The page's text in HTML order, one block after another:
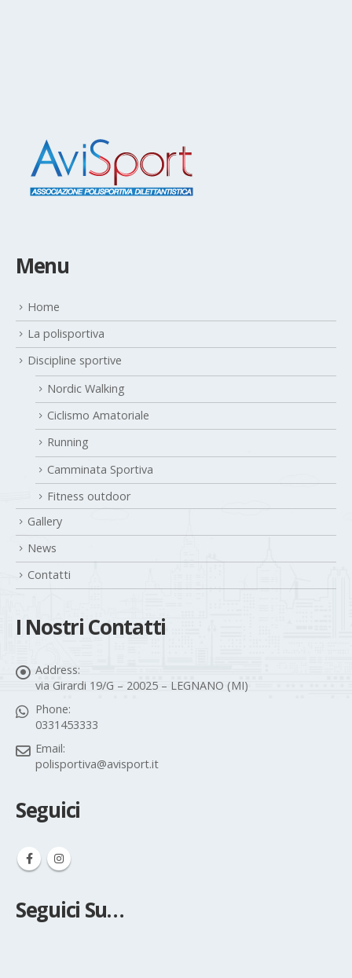
Menu
Home
La polisportiva
Discipline sportive
Nordic Walking
Ciclismo Amatoriale
Running
Camminata Sportiva
Fitness outdoor
Gallery
News
Contatti
I Nostri Contatti
Address:
via Girardi 19/G – 20025 – LEGNANO (MI)
Phone:
0331453333
Email:
polisportiva@avisport.it
Seguici
Seguici Su…